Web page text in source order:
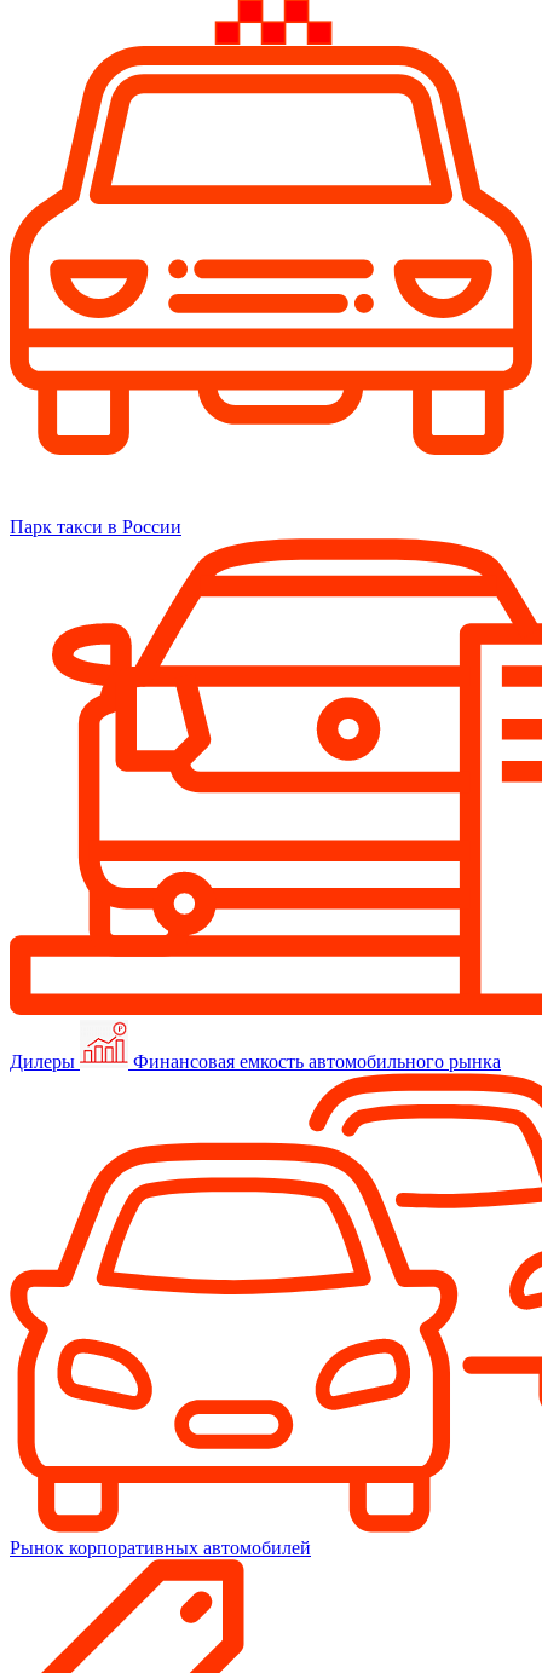
Парк такси в России
Дилеры Финансовая емкость автомобильного рынка
Рынок корпоративных автомобилей